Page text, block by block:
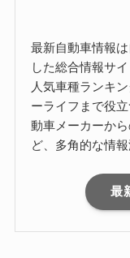
最新自動車情報
した総合情報サ
人気車種ランキ
ーライフまで役
動車メーカーか
ど、多角的な情
最